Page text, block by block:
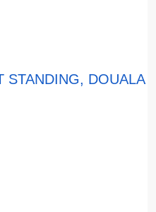
STANDING, DOUALA